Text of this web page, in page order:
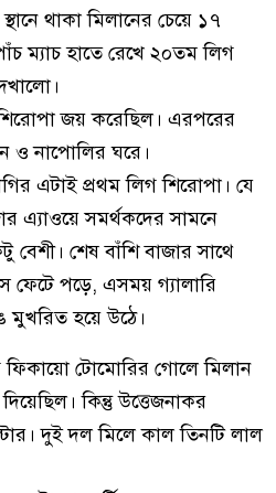
থাকা মিলানের চেয়ে ১৭
ম্যাচ হাতে রেখে ২০তম লিগ
জয় করেছিল। এরপরের
ও নাপোলির ঘরে।
এটাই প্রথম লিগ শিরোপা। যে
এ্যাওয়ে সমর্থকদের সামনে
বেশী। শেষ বাঁশি বাজার সাথে
ফেটে পড়ে, এসময় গ্যালারি
হয়ে উঠে।
ফিকায়ো টোমোরির গোলে মিলান
কিন্তু উত্তেজনাকর
দুই দল মিলে কাল তিনটি লাল